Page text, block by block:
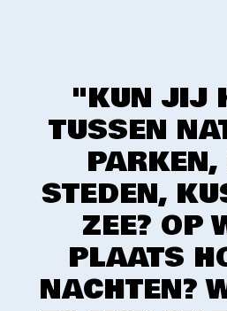
"KUN JIJ
TUSSEN
PARKEN,
STEDEN,
ZEE? OP
PLAATS
NACHTEN?